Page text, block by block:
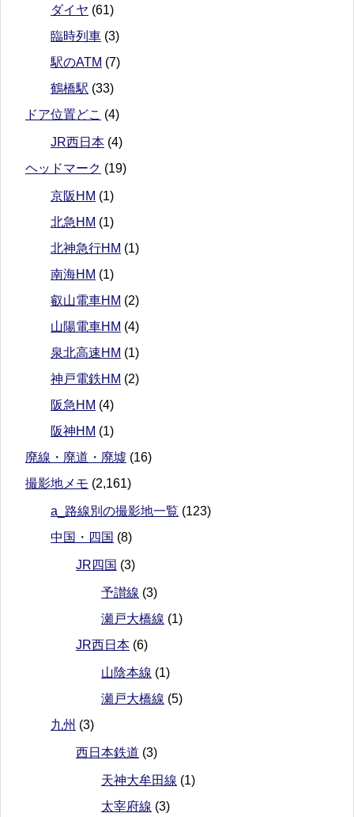
ダイヤ (61)
臨時列車 (3)
駅のATM (7)
鶴橋駅 (33)
ドア位置どこ (4)
JR西日本 (4)
ヘッドマーク (19)
京阪HM (1)
北急HM (1)
北神急行HM (1)
南海HM (1)
叡山電車HM (2)
山陽電車HM (4)
泉北高速HM (1)
神戸電鉄HM (2)
阪急HM (4)
阪神HM (1)
廃線・廃道・廃墟 (16)
撮影地メモ (2,161)
a_路線別の撮影地一覧 (123)
中国・四国 (8)
JR四国 (3)
予讃線 (3)
瀬戸大橋線 (1)
JR西日本 (6)
山陰本線 (1)
瀬戸大橋線 (5)
九州 (3)
西日本鉄道 (3)
天神大牟田線 (1)
太宰府線 (3)